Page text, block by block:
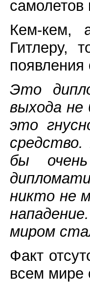
самолетов
Кем-кем,
Гитлеру,
Это
выхода не
это
бы
никто не
миром
Факт
всем мире